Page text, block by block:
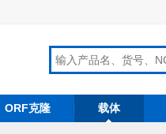
ORF克隆 载体